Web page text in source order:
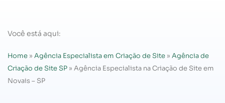
Você está aqui:
Home » Agência Especialista em Criação de Site » Agência de
Criação de Site SP » Agência Especialista na Criação de Site em
Novais – SP